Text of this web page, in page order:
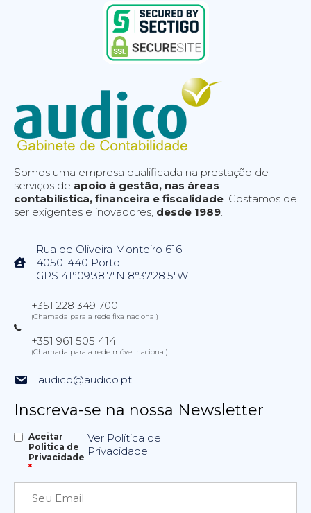
Somos uma empresa qualificada na prestação de
serviços de apoio à gestão, nas áreas
contabilística, financeira e fiscalidade. Gostamos de
ser exigentes e inovadores, desde 1989.
Rua de Oliveira Monteiro 616
4050-440 Porto
GPS 41°09'38.7"N 8°37'28.5"W
+351 228 349 700
(Chamada para a rede fixa nacional)
+351 961 505 414
(Chamada para a rede móvel nacional)
audico@audico.pt
Inscreva-se na nossa Newsletter
Aceitar
Politica de
Privacidade
*
Ver Política de
Privacidade